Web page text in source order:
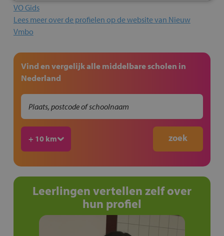
VO Gids
Lees meer over de profielen op de website van Nieuw
Vmbo
Vind en vergelijk alle middelbare scholen in
Nederland
+ 10 km
Leerlingen vertellen zelf over
hun profiel